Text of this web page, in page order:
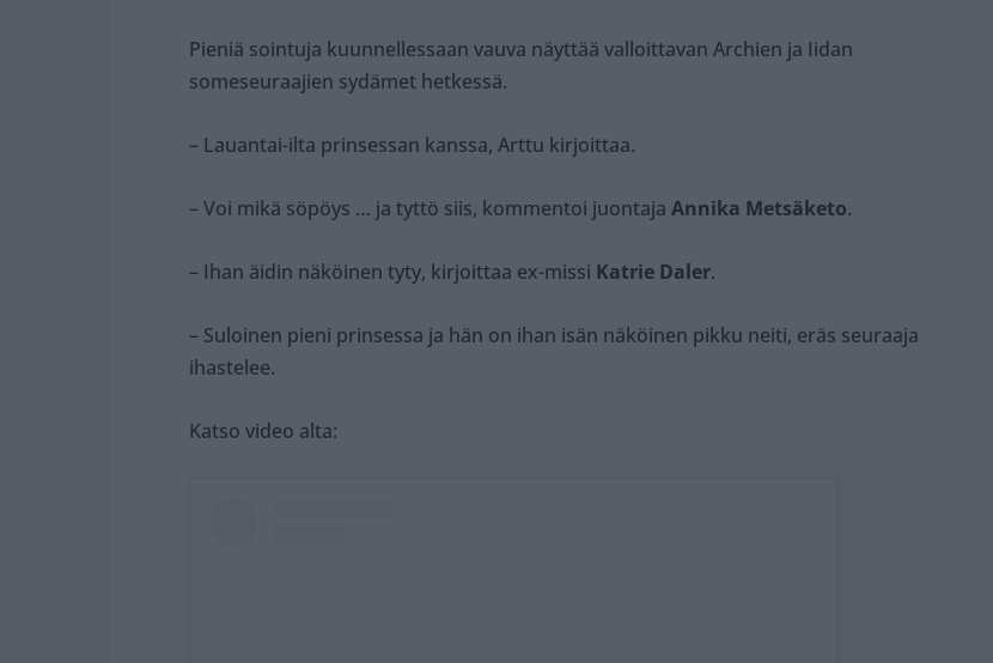
Pieniä sointuja kuunnellessaan vauva näyttää valloittavan Archien ja Iidan
someseuraajien sydämet hetkessä.
– Lauantai-ilta prinsessan kanssa, Arttu kirjoittaa.
– Voi mikä söpöys … ja tyttö siis, kommentoi juontaja Annika Metsäketo.
– Ihan äidin näköinen tyty, kirjoittaa ex-missi Katrie Daler.
– Suloinen pieni prinsessa ja hän on ihan isän näköinen pikku neiti, eräs seuraaja
ihastelee.
Katso video alta: